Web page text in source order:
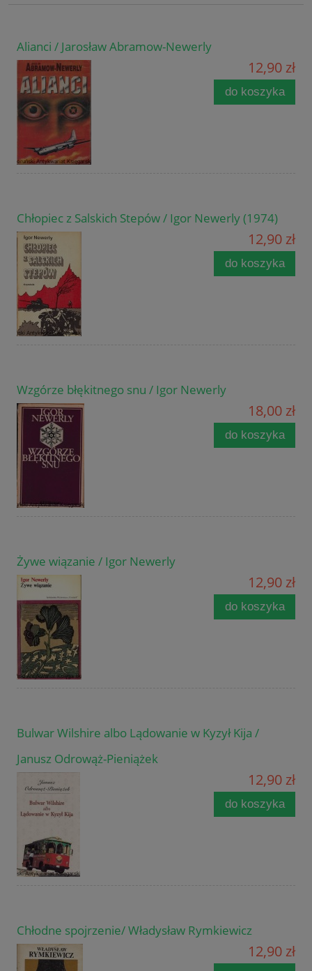
Alianci / Jarosław Abramow-Newerly
12,90 zł
do koszyka
Chłopiec z Salskich Stepów / Igor Newerly (1974)
12,90 zł
do koszyka
Wzgórze błękitnego snu / Igor Newerly
18,00 zł
do koszyka
Żywe wiązanie / Igor Newerly
12,90 zł
do koszyka
Bulwar Wilshire albo Lądowanie w Kyzył Kija /
Janusz Odrowąż-Pieniążek
12,90 zł
do koszyka
Chłodne spojrzenie/ Władysław Rymkiewicz
12,90 zł